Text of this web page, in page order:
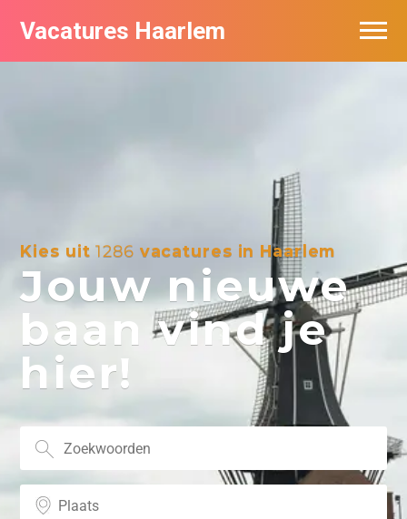
Vacatures Haarlem
Kies uit1286 vacatures in Haarlem
Jouw nieuwe
baan vind je
hier!
Vacatures per bedrijf in Haarlem